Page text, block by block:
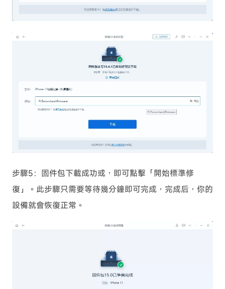
步驟5：固件包下載成功或，即可點擊「開始標準修
復」。此步驟只需要等待幾分鐘即可完成，完成后，你的
設備就會恢復正常。